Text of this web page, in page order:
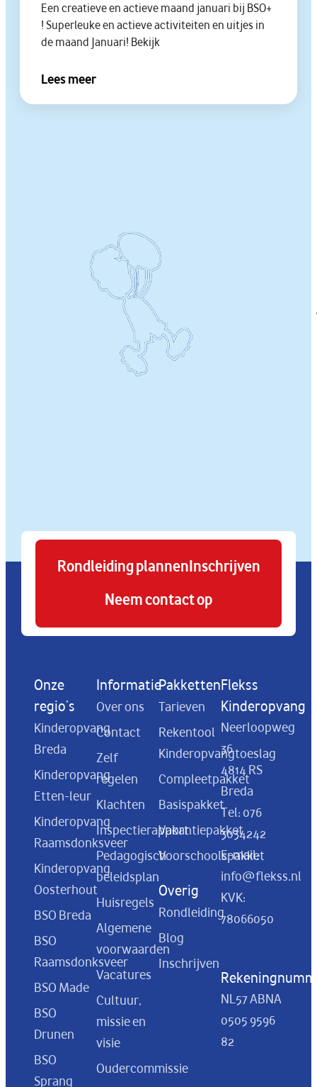
Een creatieve en actieve maand januari bij BSO+
! Superleuke en actieve activiteiten en uitjes in
de maand Januari! Bekijk
Lees meer
Rondleiding plannenInschrijven
Neem contact op
Onze
regio's
Kinderopvang
Breda
Kinderopvang
Etten-leur
Kinderopvang
Raamsdonksveer
Kinderopvang
Oosterhout
BSO Breda
BSO
Raamsdonksveer
BSO Made
BSO
Drunen
BSO
Sprang
Informatie
Over ons
Contact
Zelf
regelen
Klachten
Inspectierapport
Pedagogisch
beleidsplan
Huisregels
Algemene
voorwaarden
Vacatures
Cultuur,
missie en
visie
Oudercommissie
Pakketten
Tarieven
Rekentool
Kinderopvangtoeslag
Compleetpakket
Basispakket
Vakantiepakket
Voorschoolspakket
Overig
Rondleiding
Blog
Inschrijven
Flekss
Kinderopvang
Neerloopweg
36
4814 RS
Breda
Tel: 076
3034242
E-mail:
info@flekss.nl
KVK:
78066050
NL57 ABNA
0505 9596
82